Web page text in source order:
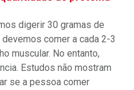
digerir 30 gramas de
comer a cada 2-3
muscular. No entanto,
Estudos não mostram
se a pessoa comer